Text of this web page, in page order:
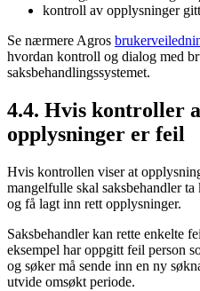
kontroll av opplysninger
Se nærmere Agros
hvordan kontroll og dialog med
saksbehandlingssystemet.
4.4. Hvis kontroller
opplysninger er feil
Hvis kontrollen viser at
mangelfulle skal saksbehandler
og få lagt inn rett opplysninger.
Saksbehandler kan rette enkelte
eksempel har oppgitt feil person
og søker må sende inn en ny
utvide omsøkt periode.